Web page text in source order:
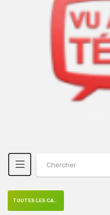
TOUTES LES CATÉGORIES